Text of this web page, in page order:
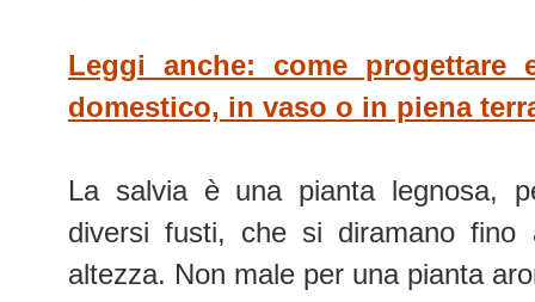
Leggi anche: come
domestico, in vaso o in piena
La salvia è una pianta legnosa,
diversi fusti, che si diramano
altezza. Non male per una pianta